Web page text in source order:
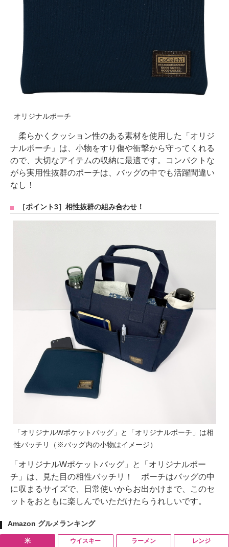
オリジナルポーチ
柔らかくクッション性のある素材を使用した「オリジ
ナルポーチ」は、小物をすり傷や衝撃から守ってくれる
ので、大切なアイテムの収納に最適です。コンパクトな
がら実用性抜群のポーチは、バッグの中でも活躍間違い
なし！
［ポイント3］相性抜群の組み合わせ！
「オリジナルWポケットバッグ」と「オリジナルポーチ」は相
性バッチリ（※バッグ内の小物はイメージ）
「オリジナルWポケットバッグ」と「オリジナルポー
チ」は、見た目の相性バッチリ！ ポーチはバッグの中
に収まるサイズで、日常使いからお出かけまで、このセ
ットをおともに楽しんでいただけたらうれしいです。
Amazon グルメランキング
米 ウイスキー ラーメン レンジ